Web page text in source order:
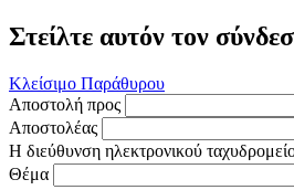
Στείλτε αυτόν τον
Κλείσιμο Παράθυρου
Αποστολή προς
Αποστολέας
Η διεύθυνση ηλεκτρονικού
Θέμα